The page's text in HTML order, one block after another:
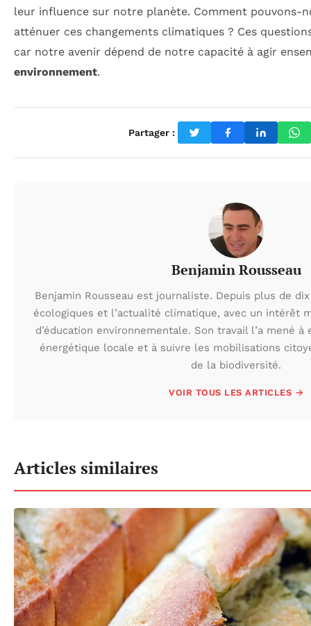
leur influence sur notre planète. Comment pouvons-
atténuer ces changements climatiques ? Ces
car notre avenir dépend de notre capacité à agir
environnement.
Partager :
Benjamin Rousseau
Benjamin Rousseau est journaliste. Depuis plus de
écologiques et l’actualité climatique, avec un intérêt
d’éducation environnementale. Son travail l’a mené
énergétique locale et à suivre les mobilisations
de la biodiversité.
VOIR TOUS LES ARTICLES →
Articles similaires